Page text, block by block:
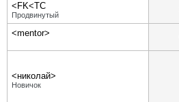
<FK<TC
Продвинутый
<mentor>
<николай>
Новичок